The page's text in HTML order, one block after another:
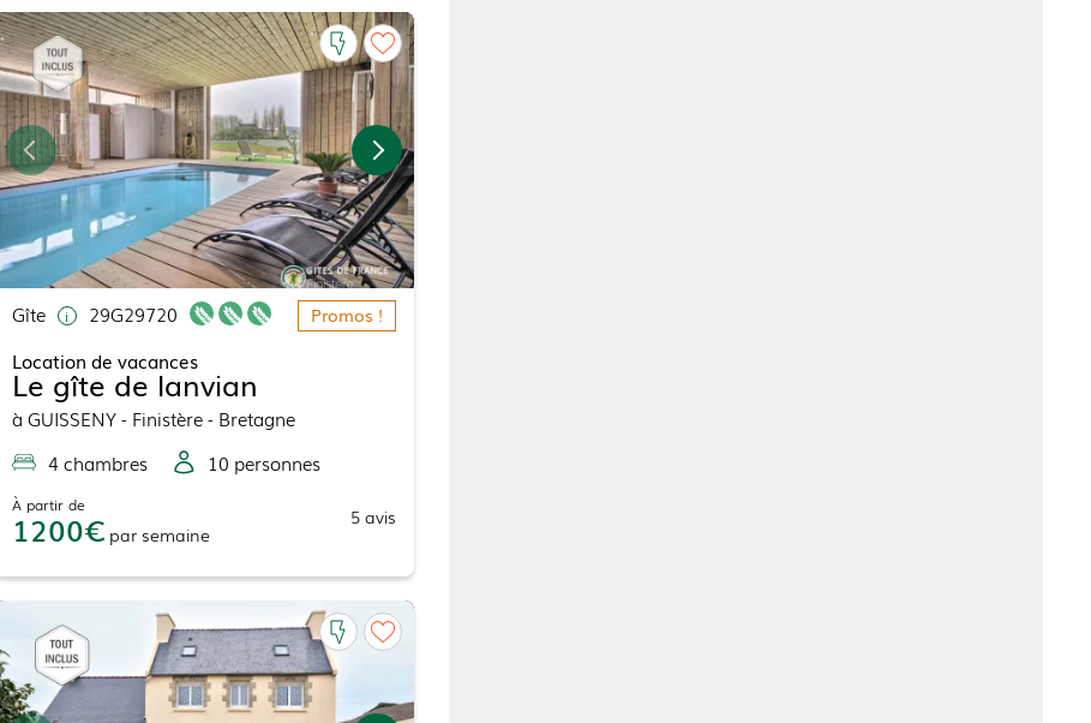
Gîte 29G29720 Promos !
Location de vacances
Le gîte de lanvian
à GUISSENY- Finistère - Bretagne
4chambres 10 personnes
À partir de
1200 par semaine
5avis